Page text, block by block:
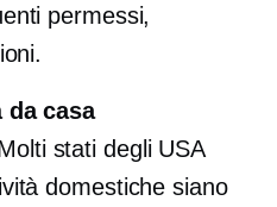
permessi,
da casa
stati degli USA
domestiche siano